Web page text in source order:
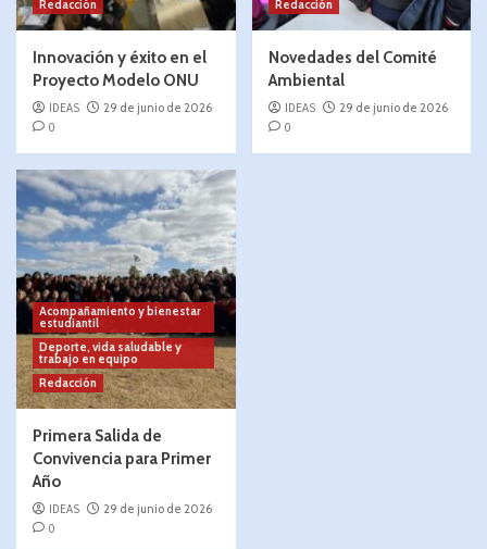
Redacción
Innovación y éxito en el
Proyecto Modelo ONU
IDEAS
29 de junio de 2026
0
Redacción
Novedades del Comité
Ambiental
IDEAS
29 de junio de 2026
0
Acompañamiento y bienestar
estudiantil
Deporte, vida saludable y
trabajo en equipo
Redacción
Primera Salida de
Convivencia para Primer
Año
IDEAS
29 de junio de 2026
0